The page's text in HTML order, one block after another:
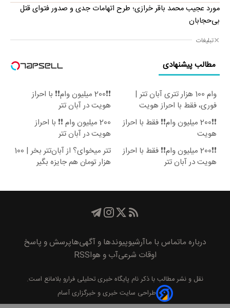
مورد عجیب محمد باقر خرازی؛ طرح اتهامات جدی و صدور فتوای قتل
بی‌حجابان
تبلیغات
مطالب پیشنهادی
وام 100 هزار تتری آبان تتر |
فوری، فقط با احراز هویت
❗❗200 میلیون وام❗❗ با احراز
هویت در آبان تتر
❗❗200 میلیون وام❗❗ فقط با احراز
هویت
200 میلیون وام ❗❗ با احراز
هویت در آبان تتر
❗❗200 میلیون وام❗❗ فقط با احراز
هویت در آبان تتر
تتر میخوای؟ از آبان‌تتر بخر | 100
هزار تومان هم جایزه بگیر
درباره ماتماس با ماآرشیوپیوند‌ها و آگهی‌هاپرسش و پاسخ
اوقات شرعیآب و هواRSS
نقل و نشر مطالب با ذکر نام پايگاه خبری تحليلی فرارو بلامانع است.
طراحی سایت خبری و خبرگزاری آسام